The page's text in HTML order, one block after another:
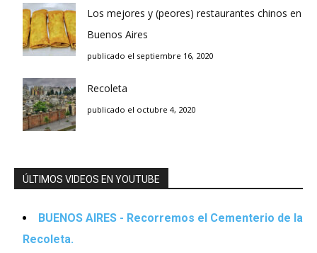
Los mejores y (peores) restaurantes chinos en
Buenos Aires
publicado el septiembre 16, 2020
Recoleta
publicado el octubre 4, 2020
ÚLTIMOS VIDEOS EN YOUTUBE
BUENOS AIRES - Recorremos el Cementerio de la
Recoleta.